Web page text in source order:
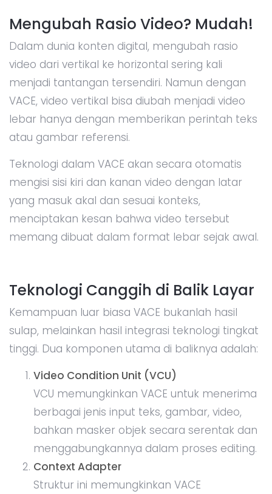
Mengubah Rasio Video? Mudah!
Dalam dunia konten digital, mengubah rasio
video dari vertikal ke horizontal sering kali
menjadi tantangan tersendiri. Namun dengan
VACE, video vertikal bisa diubah menjadi video
lebar hanya dengan memberikan perintah teks
atau gambar referensi.
Teknologi dalam VACE akan secara otomatis
mengisi sisi kiri dan kanan video dengan latar
yang masuk akal dan sesuai konteks,
menciptakan kesan bahwa video tersebut
memang dibuat dalam format lebar sejak awal.
Teknologi Canggih di Balik Layar
Kemampuan luar biasa VACE bukanlah hasil
sulap, melainkan hasil integrasi teknologi tingkat
tinggi. Dua komponen utama di baliknya adalah:
Video Condition Unit (VCU)
VCU memungkinkan VACE untuk menerima
berbagai jenis input teks, gambar, video,
bahkan masker objek secara serentak dan
menggabungkannya dalam proses editing.
Context Adapter
Struktur ini memungkinkan VACE